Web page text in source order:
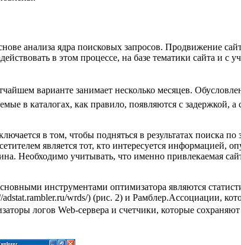
анализа ядра поисковых запросов. Продвижение
в этом процессе, на базе тематики сайта и с
варианте занимает несколько месяцев.
в каталогах, как правило, появляются с задержкой,
в том, чтобы подняться в результатах поиска
является тот, кто интересуется информацией,
Необходимо учитывать, что именно привлекаемая
инструментами оптимизатора являются
wrds/) (рис. 2) и Рамблер.Ассоциации,
логов Web-сервера и счетчики, которые